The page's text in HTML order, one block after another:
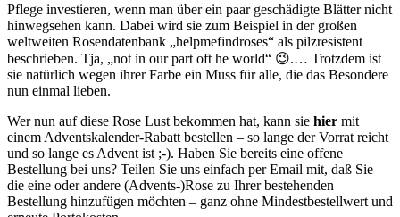
Pflege investieren, wenn man über ein paar geschädigte Blätter nicht
hinwegsehen kann. Dabei wird sie zum Beispiel in der großen
weltweiten Rosendatenbank „helpmefindroses“ als pilzresistent
beschrieben. Tja, „not in our part oft he world“ 😉.… Trotzdem ist
sie natürlich wegen ihrer Farbe ein Muss für alle, die das Besondere
nun einmal lieben.
Wer nun auf diese Rose Lust bekommen hat, kann sie hier mit
einem Adventskalender-Rabatt bestellen – so lange der Vorrat reicht
und so lange es Advent ist ;-). Haben Sie bereits eine offene
Bestellung bei uns? Teilen Sie uns einfach per Email mit, daß Sie
die eine oder andere (Advents-)Rose zu Ihrer bestehenden
Bestellung hinzufügen möchten – ganz ohne Mindestbestellwert und